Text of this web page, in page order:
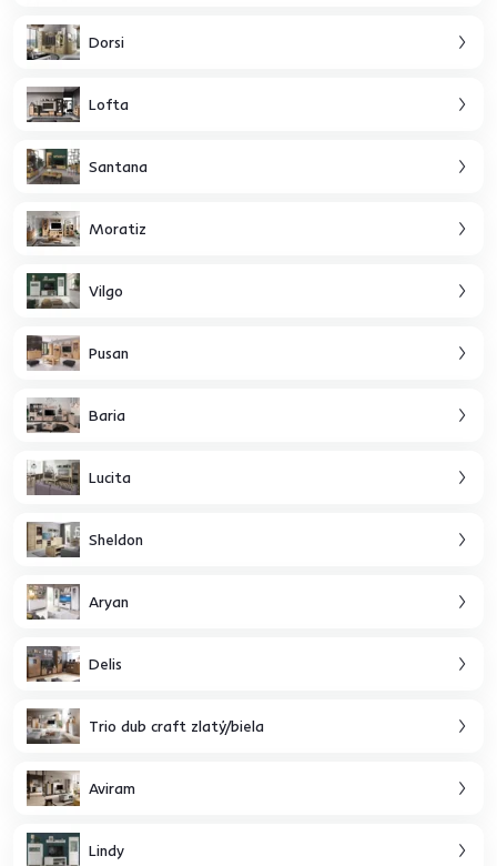
Dorsi
Lofta
Santana
Moratiz
Vilgo
Pusan
Baria
Lucita
Sheldon
Aryan
Delis
Trio dub craft zlatý/biela
Aviram
Lindy